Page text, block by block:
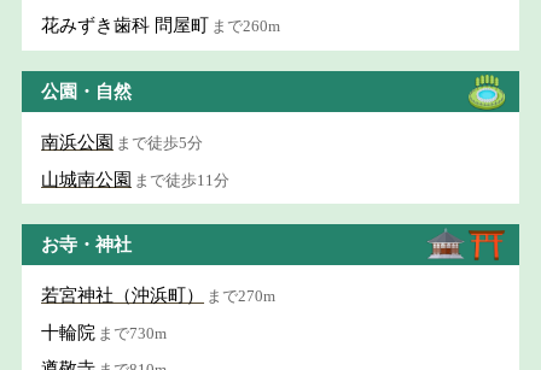
花みずき歯科 問屋町 まで260m
公園・自然
南浜公園 まで徒歩5分
山城南公園 まで徒歩11分
お寺・神社
若宮神社（沖浜町） まで270m
十輪院 まで730m